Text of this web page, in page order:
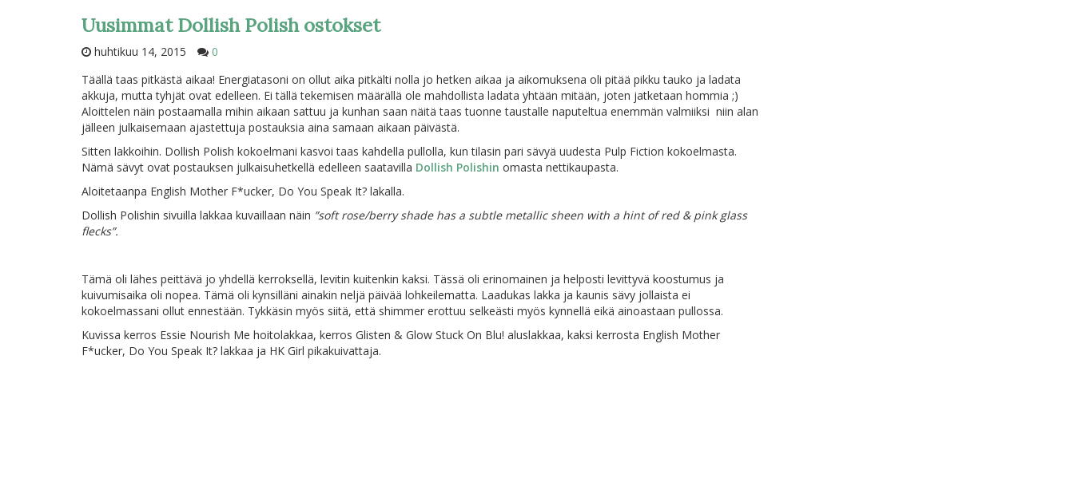
Uusimmat Dollish Polish ostokset
huhtikuu 14, 2015
0
Täällä taas pitkästä aikaa! Energiatasoni on ollut aika pitkälti nolla jo hetken aikaa ja aikomuksena oli pitää pikku tauko ja ladata
akkuja, mutta tyhjät ovat edelleen. Ei tällä tekemisen määrällä ole mahdollista ladata yhtään mitään, joten jatketaan hommia ;)
Aloittelen näin postaamalla mihin aikaan sattuu ja kunhan saan näitä taas tuonne taustalle naputeltua enemmän valmiiksi niin alan
jälleen julkaisemaan ajastettuja postauksia aina samaan aikaan päivästä.
Sitten lakkoihin. Dollish Polish kokoelmani kasvoi taas kahdella pullolla, kun tilasin pari sävyä uudesta Pulp Fiction kokoelmasta.
Nämä sävyt ovat postauksen julkaisuhetkellä edelleen saatavilla Dollish Polishin omasta nettikaupasta.
Aloitetaanpa English Mother F*ucker, Do You Speak It? lakalla.
Dollish Polishin sivuilla lakkaa kuvaillaan näin ”soft rose/berry shade has a subtle metallic sheen with a hint of red & pink glass
flecks”.
Tämä oli lähes peittävä jo yhdellä kerroksellä, levitin kuitenkin kaksi. Tässä oli erinomainen ja helposti levittyvä koostumus ja
kuivumisaika oli nopea. Tämä oli kynsilläni ainakin neljä päivää lohkeilematta. Laadukas lakka ja kaunis sävy jollaista ei
kokoelmassani ollut ennestään. Tykkäsin myös siitä, että shimmer erottuu selkeästi myös kynnellä eikä ainoastaan pullossa.
Kuvissa kerros Essie Nourish Me hoitolakkaa, kerros Glisten & Glow Stuck On Blu! aluslakkaa, kaksi kerrosta English Mother
F*ucker, Do You Speak It? lakkaa ja HK Girl pikakuivattaja.